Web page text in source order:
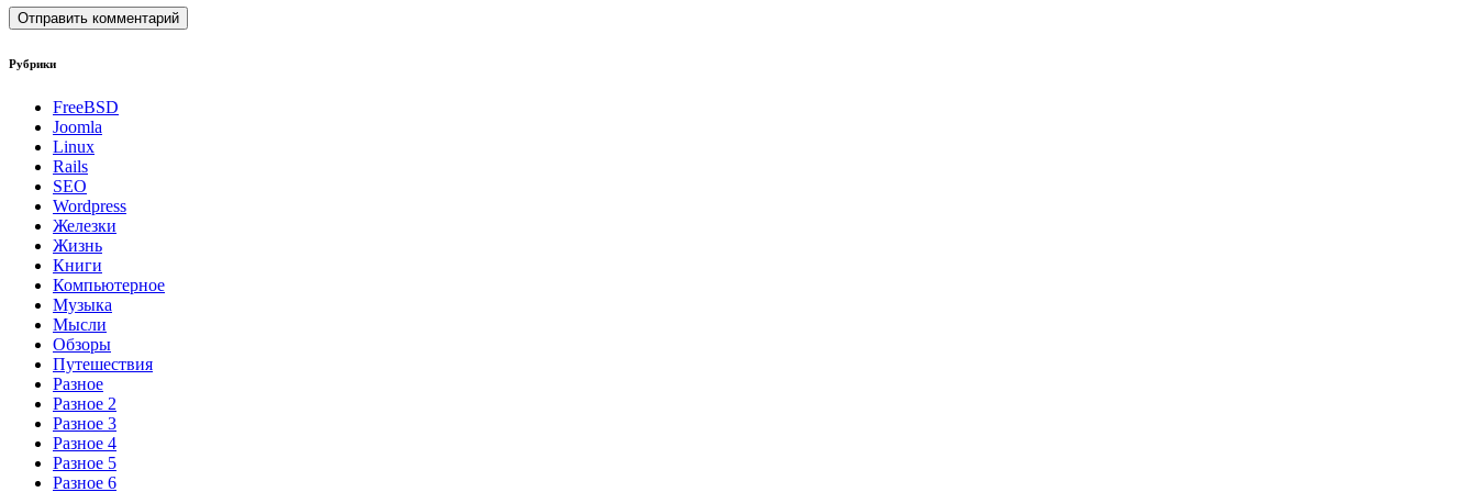
Рубрики
FreeBSD
Joomla
Linux
Rails
SEO
Wordpress
Железки
Жизнь
Книги
Компьютерное
Музыка
Мысли
Обзоры
Путешествия
Разное
Разное 2
Разное 3
Разное 4
Разное 5
Разное 6